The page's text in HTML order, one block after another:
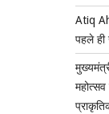
Atiq
पहले ही